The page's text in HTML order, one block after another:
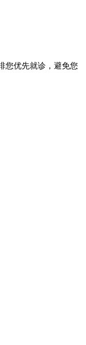
您优先就诊，避免您